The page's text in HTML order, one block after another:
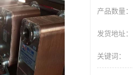
产品数量：
发货地址：
关键词：